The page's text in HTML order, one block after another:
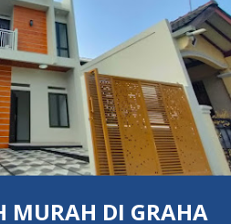
MURAH DI GRAHA